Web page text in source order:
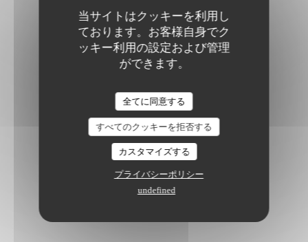
当サイトはクッキーを利用し
ております。お客様自身でク
ッキー利用の設定および管理
ができます。
全てに同意する
すべてのクッキーを拒否する
カスタマイズする
プライバシーポリシー
undefined